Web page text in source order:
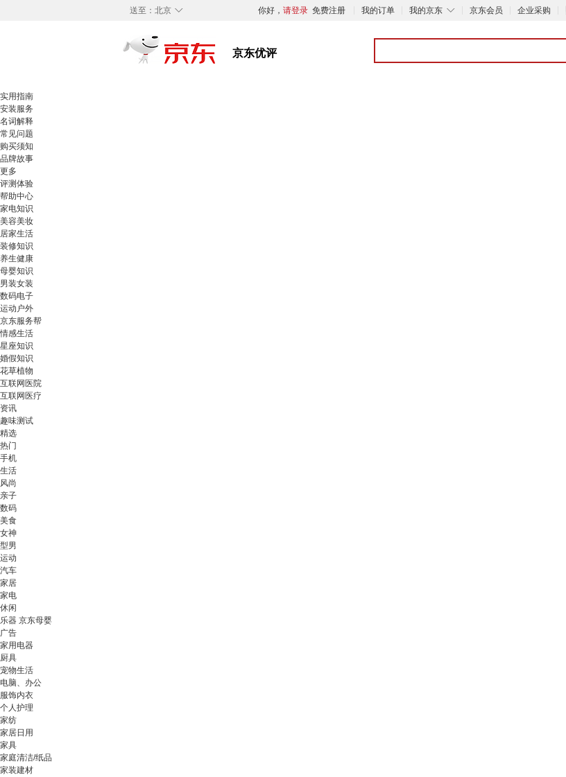
◇
送至： 北京 你好， 请登录 免费注册 我的订单 ◇
我的京东 京东会员 企业采购
实用指南
安装服务
名词解释
常见问题
购买须知
品牌故事
更多
评测体验
帮助中心
家电知识
美容美妆
居家生活
装修知识
养生健康
母婴知识
男装女装
数码电子
运动户外
京东服务帮
情感生活
星座知识
婚假知识
花草植物
互联网医院
互联网医疗
资讯
趣味测试
精选
热门
手机
生活
风尚
亲子
数码
美食
女神
型男
运动
汽车
家居
家电
休闲
乐器 京东母婴
广告
家用电器
厨具
宠物生活
电脑、办公
服饰内衣
个人护理
家纺
家居日用
家具
家庭清洁/纸品
家装建材